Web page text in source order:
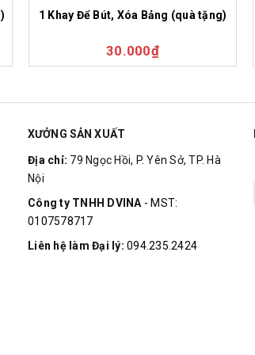
1 Khay Để Bút, Xóa Bảng (quà tặng)
30.000₫
XƯỞNG SẢN XUẤT
Địa chỉ: 79 Ngọc Hồi, P. Yên Sở, TP. Hà
Nội
Công ty TNHH DVINA - MST:
0107578717
Liên hệ làm Đại lý: 094.235.2424